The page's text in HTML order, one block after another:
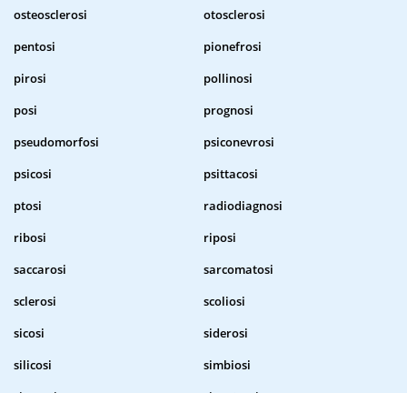
osteosclerosi
otosclerosi
pentosi
pionefrosi
pirosi
pollinosi
posi
prognosi
pseudomorfosi
psiconevrosi
psicosi
psittacosi
ptosi
radiodiagnosi
ribosi
riposi
saccarosi
sarcomatosi
sclerosi
scoliosi
sicosi
siderosi
silicosi
simbiosi